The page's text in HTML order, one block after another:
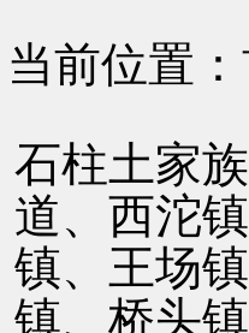
当前位置
石柱土家
道、西沱
镇、王场
镇、桥头